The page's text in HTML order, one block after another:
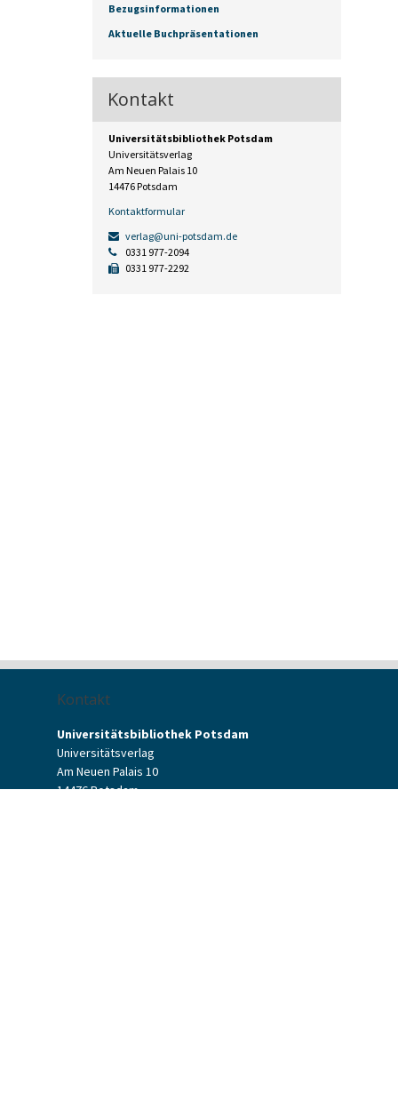
Bezugsinformationen
Aktuelle Buchpräsentationen
Kontakt
Universitätsbibliothek Potsdam
Universitätsverlag
Am Neuen Palais 10
14476 Potsdam
Kontaktformular
verlag@uni-potsdam.de
0331 977-2094
0331 977-2292
Kontakt
Universitätsbibliothek Potsdam
Universitätsverlag
Am Neuen Palais 10
14476 Potsdam